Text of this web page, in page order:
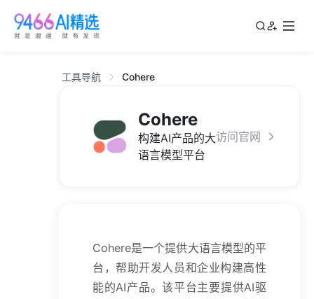
工具导航 Cohere
Cohere
构建AI产品的大
语言模型平台
访问官网
Cohere是一个提供大语言模型的平
台，帮助开发人员和企业构建高性
能的AI产品。该平台主要提供AI驱